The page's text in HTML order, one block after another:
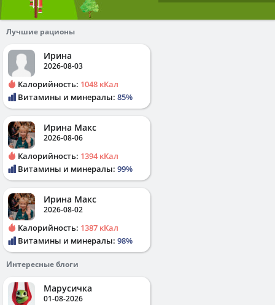
Лучшие рационы
Ирина
2026-08-03
Калорийность: 1048 кКал
Витамины и минералы: 85%
Ирина Макс
2026-08-06
Калорийность: 1394 кКал
Витамины и минералы: 99%
Ирина Макс
2026-08-02
Калорийность: 1387 кКал
Витамины и минералы: 98%
Интересные блоги
Марусичка
01-08-2026